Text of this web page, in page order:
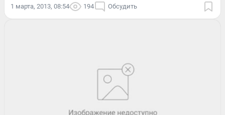
1 марта, 2013, 08:54 194 Обсудить